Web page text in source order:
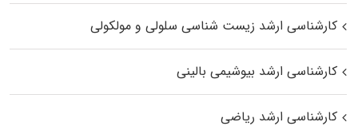
کارشناسی ارشد زیست شناسی سلولی و مولکولی
کارشناسی ارشد بیوشیمی بالینی
کارشناسی ارشد ریاضی